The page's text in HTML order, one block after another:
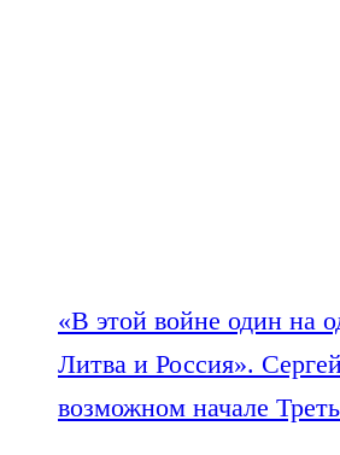
«В этой войне один на
Литва и Россия».
возможном начале